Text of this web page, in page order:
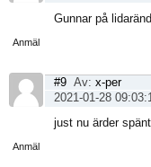
Anmäl
Gunnar på
Anmäl
#9 Av: x-per
2021-01-28
just nu ärder